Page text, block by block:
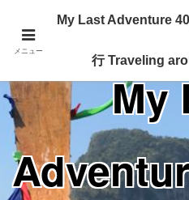
Traveling around
My
メニュー
My Last Adventure
行 Traveling